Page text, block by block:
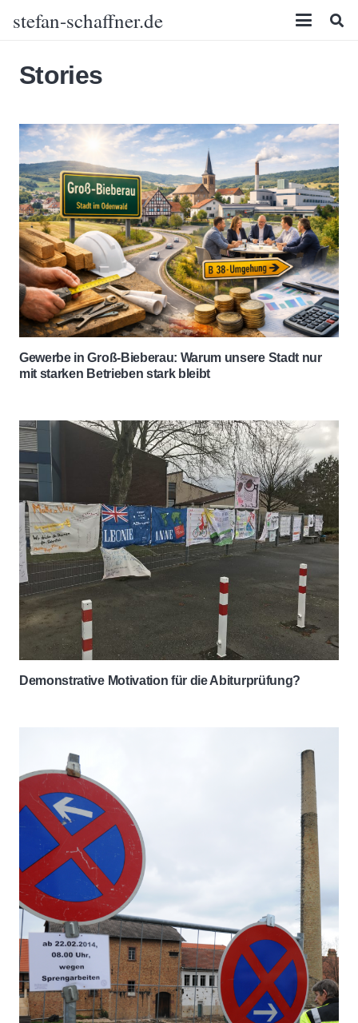
stefan-schaffner.de
Stories
Gewerbe in Groß-Bieberau: Warum unsere Stadt nur
mit starken Betrieben stark bleibt
Demonstrative Motivation für die Abiturprüfung?